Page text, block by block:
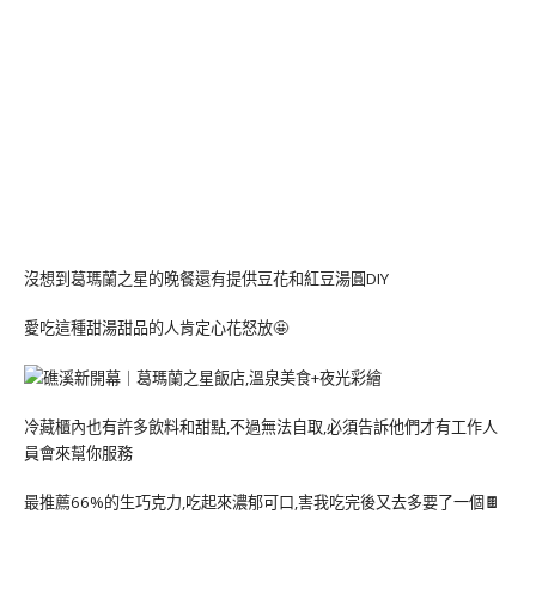
沒想到葛瑪蘭之星的晚餐還有提供豆花和紅豆湯圓DIY
愛吃這種甜湯甜品的人肯定心花怒放🤩
冷藏櫃內也有許多飲料和甜點,不過無法自取,必須告訴他們才有工作人
員會來幫你服務
最推薦66%的生巧克力,吃起來濃郁可口,害我吃完後又去多要了一個🍫